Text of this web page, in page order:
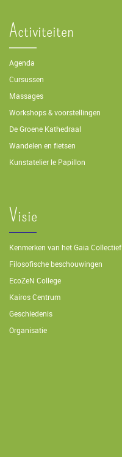
Activiteiten
Agenda
Cursussen
Massages
Workshops & voorstellingen
De Groene Kathedraal
Wandelen en fietsen
Kunstatelier le Papillon
Visie
Kenmerken van het Gaia Collectief
Filosofische beschouwingen
EcoZeN College
Kairos Centrum
Geschiedenis
Organisatie